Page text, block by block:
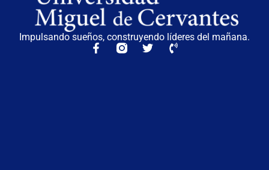
Impulsando sueños, construyendo líderes del mañana.